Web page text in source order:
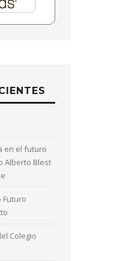
en el futuro
Alberto Blest
Futuro
Colegio